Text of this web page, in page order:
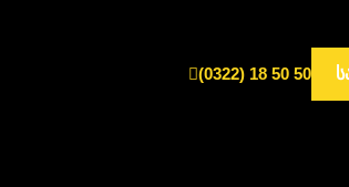
(0322) 18 50 50